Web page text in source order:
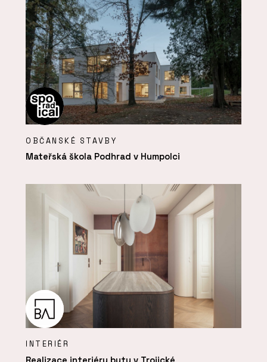
OBČANSKÉ STAVBY
Mateřská škola Podhrad v Humpolci
INTERIÉR
Realizace interiéru bytu v Trojické